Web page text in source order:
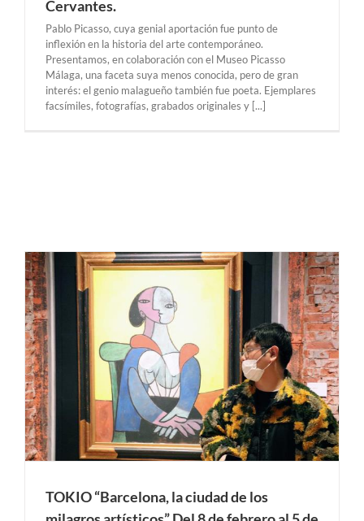
Cervantes.
Pablo Picasso, cuya genial aportación fue punto de
inflexión en la historia del arte contemporáneo.
Presentamos, en colaboración con el Museo Picasso
Málaga, una faceta suya menos conocida, pero de gran
interés: el genio malagueño también fue poeta. Ejemplares
facsímiles, fotografías, grabados originales y [...]
TOKIO “Barcelona, la ciudad de los